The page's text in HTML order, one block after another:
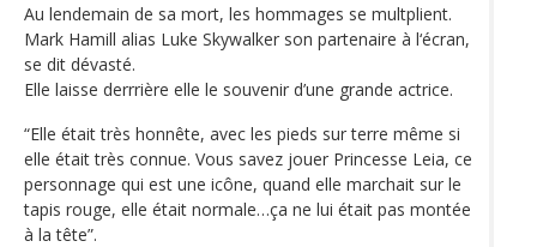
Au lendemain de sa mort, les hommages se multplient.
Mark Hamill alias Luke Skywalker son partenaire à l‘écran,
se dit dévasté.
Elle laisse derrrière elle le souvenir d’une grande actrice.
“Elle était très honnête, avec les pieds sur terre même si
elle était très connue. Vous savez jouer Princesse Leia, ce
personnage qui est une icône, quand elle marchait sur le
tapis rouge, elle était normale…ça ne lui était pas montée
à la tête”.